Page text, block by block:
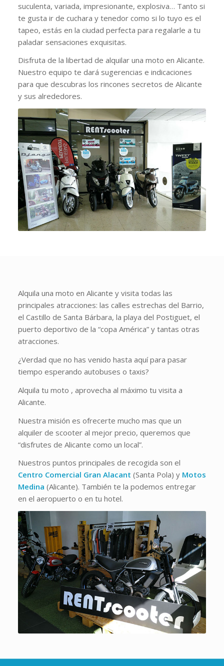
suculenta, variada, impresionante, explosiva… Tanto si
te gusta ir de cuchara y tenedor como si lo tuyo es el
tapeo, estás en la ciudad perfecta para regalarle a tu
paladar sensaciones exquisitas.
Disfruta de la libertad de alquilar una moto en Alicante.
Nuestro equipo te dará sugerencias e indicaciones
para que descubras los rincones secretos de Alicante
y sus alrededores.
Alquila una moto en Alicante y visita todas las
principales atracciones: las calles estrechas del Barrio,
el Castillo de Santa Bárbara, la playa del Postiguet, el
puerto deportivo de la “copa América” y tantas otras
atracciones.
¿Verdad que no has venido hasta aquí para pasar
tiempo esperando autobuses o taxis?
Alquila tu moto , aprovecha al máximo tu visita a
Alicante.
Nuestra misión es ofrecerte mucho mas que un
alquiler de scooter al mejor precio, queremos que
“disfrutes de Alicante como un local”.
Nuestros puntos principales de recogida son el
Centro Comercial Gran Alacant (Santa Pola) y Motos
Medina (Alicante). También te la podemos entregar
en el aeropuerto o en tu hotel.